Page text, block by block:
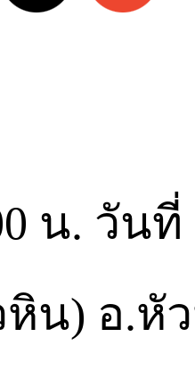
น. วัน
หิน) อ.หั